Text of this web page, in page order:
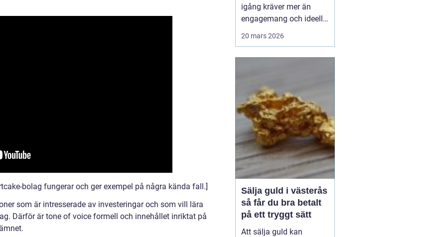
bolag fungerar och ger exempel på några kända fall.]
som är intresserade av investeringar och som vill lära
Därför är tone of voice formell och innehållet inriktat på
igång kräver mer än
engagemang och ideella
om tid och vill undvika
krångliga upplägg.
Därför söker många
efter ...
20 mars 2026
Sälja guld i västerås
så får du bra betalt
på ett tryggt sätt
Att sälja guld kan